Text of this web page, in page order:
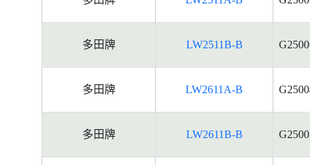
多田牌 LW2511B-B
多田牌 LW2611A-B
多田牌 LW2611B-B